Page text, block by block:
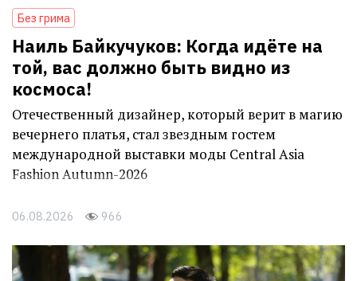
Без грима
Наиль Байкучуков: Когда идёте на
той, вас должно быть видно из
космоса!
Отечественный дизайнер, который верит в магию
вечернего платья, стал звездным гостем
международной выставки моды Central Asia
Fashion Autumn-2026
06.08.2026 966